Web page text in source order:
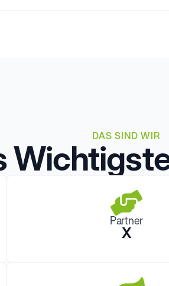
DAS SIND WIR
Partner
X